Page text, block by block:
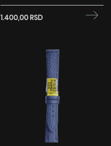
1.400,00 RSD